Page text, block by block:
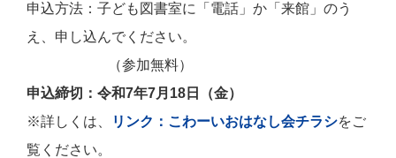
申込方法：子ども図書室に「電話」か「来館」のう
え、申し込んでください。
（参加無料）
申込締切：令和7年7月18日（金）
※詳しくは、
リンク：こわーいおはなし会チラシをご
覧ください。